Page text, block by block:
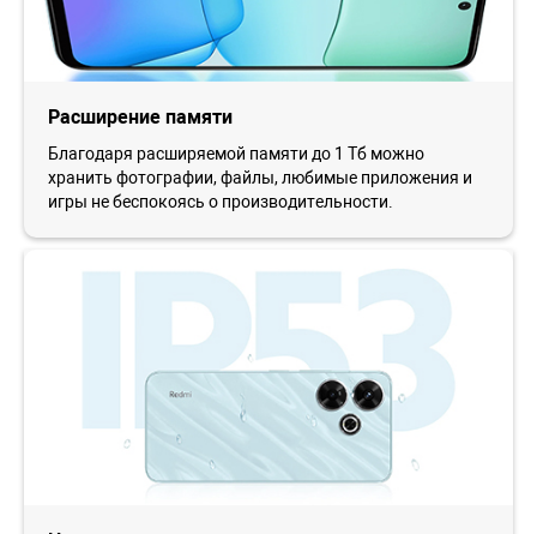
Расширение памяти
Благодаря расширяемой памяти до 1 Тб можно
хранить фотографии, файлы, любимые приложения и
игры не беспокоясь о производительности.